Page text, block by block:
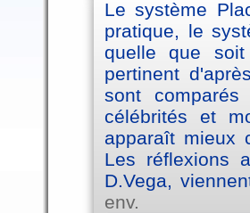
Le système
pratique, le
quelle que
pertinent
sont
célébrités et
apparaît mieux
Les réflexions
D.Vega,
env.